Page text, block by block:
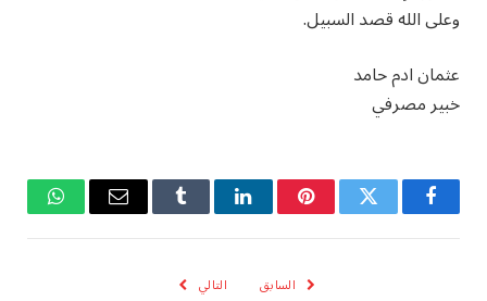
وعلى الله قصد السبيل.
عثمان ادم حامد
خبير مصرفي
فيسبوكتويتر بينتيريستلينكدإن Tumblr البريد
السابق التالي